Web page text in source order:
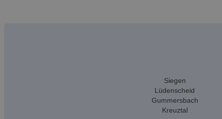
Siegen
Lüdenscheid
Gummersbach
Kreuztal